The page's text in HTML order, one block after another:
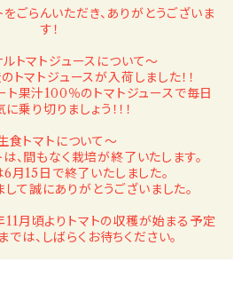
ごらんいただき、ありがとうございま
す！
トマトジュースについて～
トマトジュースが入荷しました！！
ト果汁100％のトマトジュースで毎日
乗り切りましょう！！！
食トマトについて～
、間もなく栽培が終了いたします。
月15日で終了いたしました。
て誠にありがとうございました。
月頃よりトマトの収穫が始まる予定
は、しばらくお待ちください。